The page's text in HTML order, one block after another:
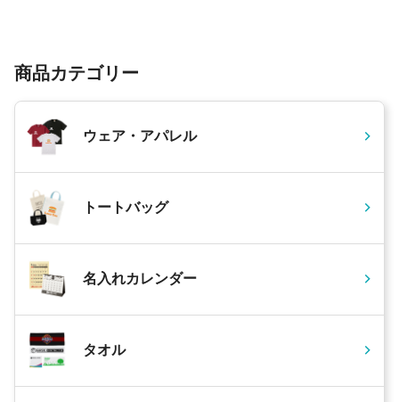
商品カテゴリー
ウェア・アパレル
トートバッグ
名入れカレンダー
タオル